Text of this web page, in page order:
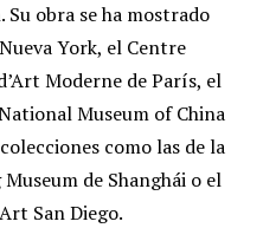
obra se ha mostrado
York, el Centre
Moderne de París, el
Museum of China
como las de la
de Shanghái o el
San Diego.